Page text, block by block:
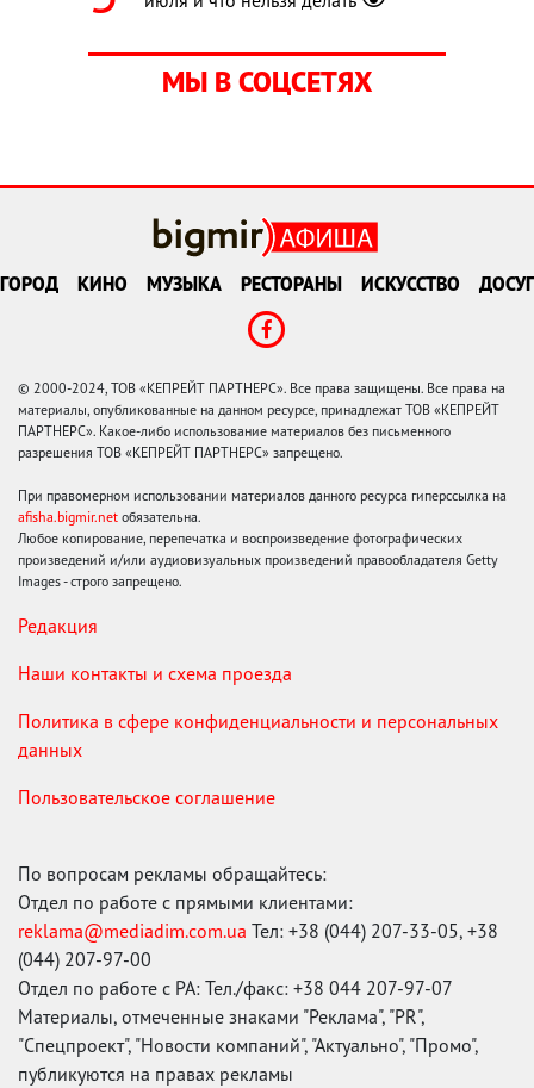
МЫ В СОЦСЕТЯХ
ГОРОД КИНО МУЗЫКА РЕСТОРАНЫ ИСКУССТВО ДОСУГ
© 2000-2024, ТОВ «КЕПРЕЙТ ПАРТНЕРС». Все права защищены. Все права на
материалы, опубликованные на данном ресурсе, принадлежат ТОВ «КЕПРЕЙТ
ПАРТНЕРС». Какое-либо использование материалов без письменного
разрешения ТОВ «КЕПРЕЙТ ПАРТНЕРС» запрещено.
При правомерном использовании материалов данного ресурса гиперссылка на
afisha.bigmir.net обязательна.
Любое копирование, перепечатка и воспроизведение фотографических
произведений и/или аудиовизуальных произведений правообладателя Getty
Images - строго запрещено.
Редакция
Наши контакты и схема проезда
Политика в сфере конфиденциальности и персональных
данных
Пользовательское соглашение
По вопросам рекламы обращайтесь:
Отдел по работе с прямыми клиентами:
reklama@mediadim.com.ua Тел: +38 (044) 207-33-05, +38
(044) 207-97-00
Отдел по работе с РА: Тел./факс: +38 044 207-97-07
Материалы, отмеченные знаками "Реклама", "PR",
"Спецпроект", "Новости компаний", "Актуально", "Промо",
публикуются на правах рекламы